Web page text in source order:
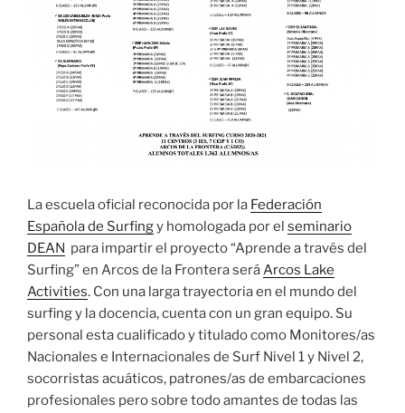
La escuela oficial reconocida por la Federación
Española de Surfingy homologada por el seminario
DEAN para impartir el proyecto “Aprende a través del
Surfing” en Arcos de la Frontera seráArcos Lake
Activities. Con una larga trayectoria en el mundo del
surfing y la docencia, cuenta con un gran equipo. Su
personal esta cualificado y titulado como Monitores/as
Nacionales e Internacionales de Surf Nivel 1 y Nivel 2,
socorristas acuáticos, patrones/as de embarcaciones
profesionales pero sobre todo amantes de todas las